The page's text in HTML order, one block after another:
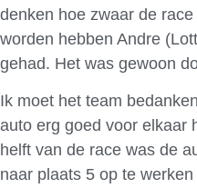
denken hoe zwaar de
worden hebben Andre
gehad. Het was gewoon
Ik moet het team
auto erg goed voor elkaar
helft van de race was de
naar plaats 5 op te